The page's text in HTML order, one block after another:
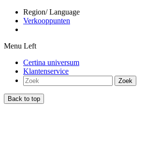
Region/ Language
Verkooppunten
Menu Left
Certina universum
Klantenservice
Zoek
Back to top